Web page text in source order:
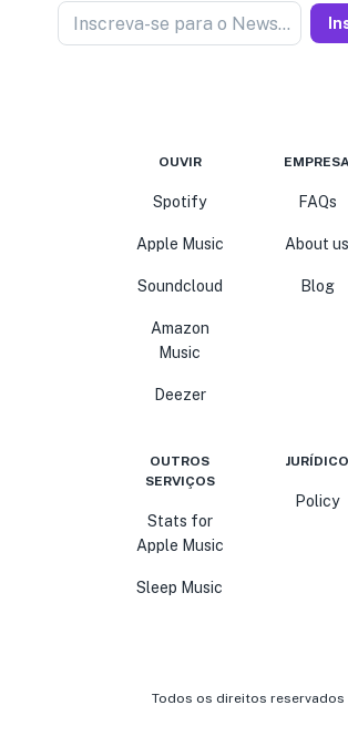
Inscreva-se para o Newseller
OUVIR
Spotify
Apple Music
Soundcloud
Amazon
Music
Deezer
FAQs
About us
Blog
OUTROS
SERVIÇOS
Stats for
Apple Music
Sleep Music
JURÍDICO
Policy
Todos os direitos reservados